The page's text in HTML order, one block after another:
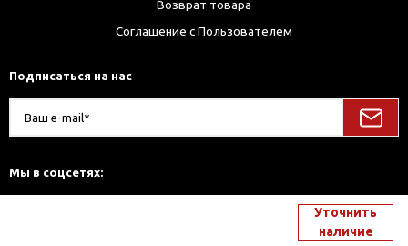
Уточнить
наличие
Возврат товара
Соглашение с Пользователем
Подписаться на нас
Мы в соцсетях: